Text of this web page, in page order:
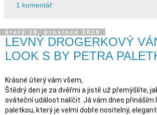
1 komentář:
úterý 18. prosince 2018
LEVNÝ DROGERKOVÝ
LOOK S BY PETRA
Krásné úterý vám všem,
Štědrý den je za dvěřmi a jistě už přemýšlíte,
sváteční událost nalíčit. Já vám dnes přináším
paletkou, který je velmi dobře nositelný,